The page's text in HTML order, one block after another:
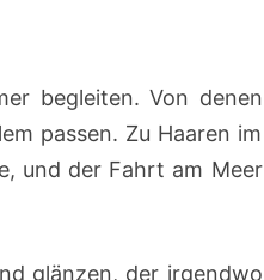
begleiten. Von denen
passen. Zu Haaren im
und der Fahrt am Meer
glänzen, der irgendwo